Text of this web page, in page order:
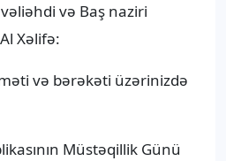
və Baş naziri
Xəlifə:
və bərəkəti üzərinizdə
Müstəqillik Günü